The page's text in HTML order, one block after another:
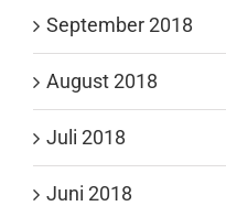
September 2018
August 2018
Juli 2018
Juni 2018